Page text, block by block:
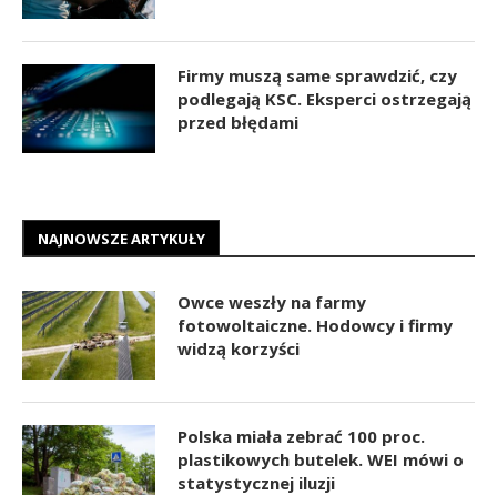
Firmy muszą same sprawdzić, czy
podlegają KSC. Eksperci ostrzegają
przed błędami
NAJNOWSZE ARTYKUŁY
Owce weszły na farmy
fotowoltaiczne. Hodowcy i firmy
widzą korzyści
Polska miała zebrać 100 proc.
plastikowych butelek. WEI mówi o
statystycznej iluzji